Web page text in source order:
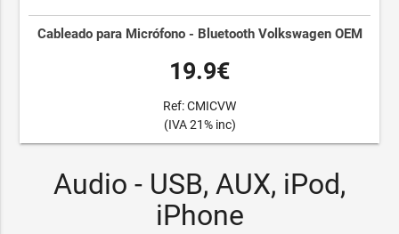
Cableado para Micrófono - Bluetooth Volkswagen OEM
19.9€
Ref: CMICVW
(IVA 21% inc)
Audio - USB, AUX, iPod,
iPhone